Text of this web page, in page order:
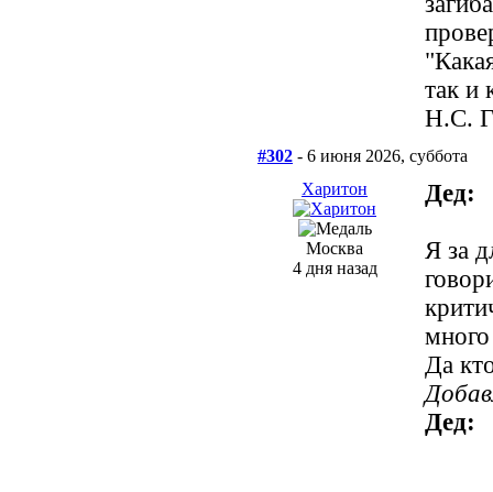
так и
Н.С.
#302 - 6 июня 2026, суббота
Харитон
Москва
4 дня назад
Дед:
Я за
Да
Дед: